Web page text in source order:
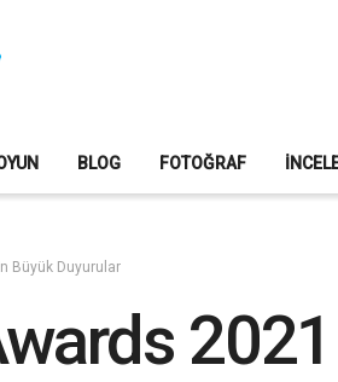
BLOG FOTOĞRAF
Büyük Duyurular